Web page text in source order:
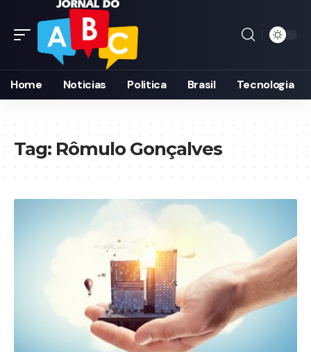
Home Noticias Politica Brasil Tecnologia
Tag: Rômulo Gonçalves